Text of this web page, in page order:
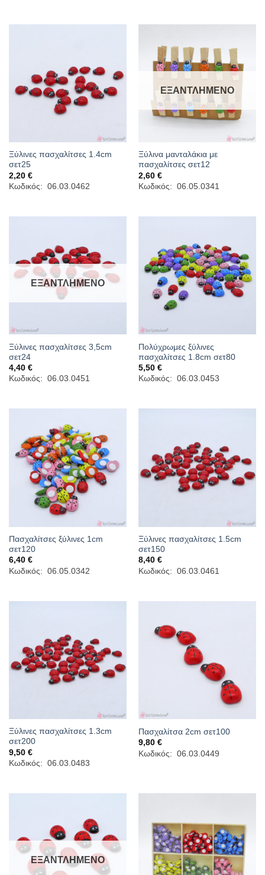
Ξύλινες πασχαλίτσες 1.4cm
σετ25
2,20 €
Κωδικός: 06.03.0462
ΕΞΑΝΤΛΗΜΈΝΟ
Ξύλινα μανταλάκια με
πασχαλίτσες σετ12
2,60 €
Κωδικός: 06.05.0341
ΕΞΑΝΤΛΗΜΈΝΟ
Ξύλινες πασχαλίτσες 3,5cm
σετ24
4,40 €
Κωδικός: 06.03.0451
Πολύχρωμες ξύλινες
πασχαλίτσες 1.8cm σετ80
5,50 €
Κωδικός: 06.03.0453
Πασχαλίτσες ξύλινες 1cm
σετ120
6,40 €
Κωδικός: 06.05.0342
Ξύλινες πασχαλίτσες 1.5cm
σετ150
8,40 €
Κωδικός: 06.03.0461
Ξύλινες πασχαλίτσες 1.3cm
σετ200
9,50 €
Κωδικός: 06.03.0483
Πασχαλίτσα 2cm σετ100
9,80 €
Κωδικός: 06.03.0449
ΕΞΑΝΤΛΗΜΈΝΟ